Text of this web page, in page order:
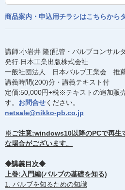
商品案内・申込用チラシはこちらから
講師:小岩井 隆(配管・バルブコンサ
発行:日本工業出版株式会社
一般社団法人 日本バルブ工業会 推
講義時間(200)分・講義テキスト付
定価:50,000円+税※テキストの追加販
す。 お問合せください。
netsale@nikko-pb.co.jp
※ご注意:windows10以降のPCで再生
な場合がございます。
◆講義目次◆
上巻:入門編(バルブの基礎を知る)
1. バルブを知るための知識